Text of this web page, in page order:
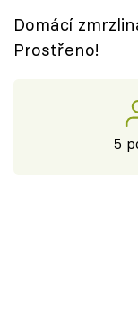
Sledujte
Domácí
Prostřeno!
5